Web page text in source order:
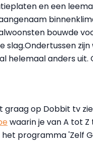
en een
bouwde
slag.Ondertussen
helemaal anders
graag op Dobbit tv
waarin je van A tot
programma 'Zelf